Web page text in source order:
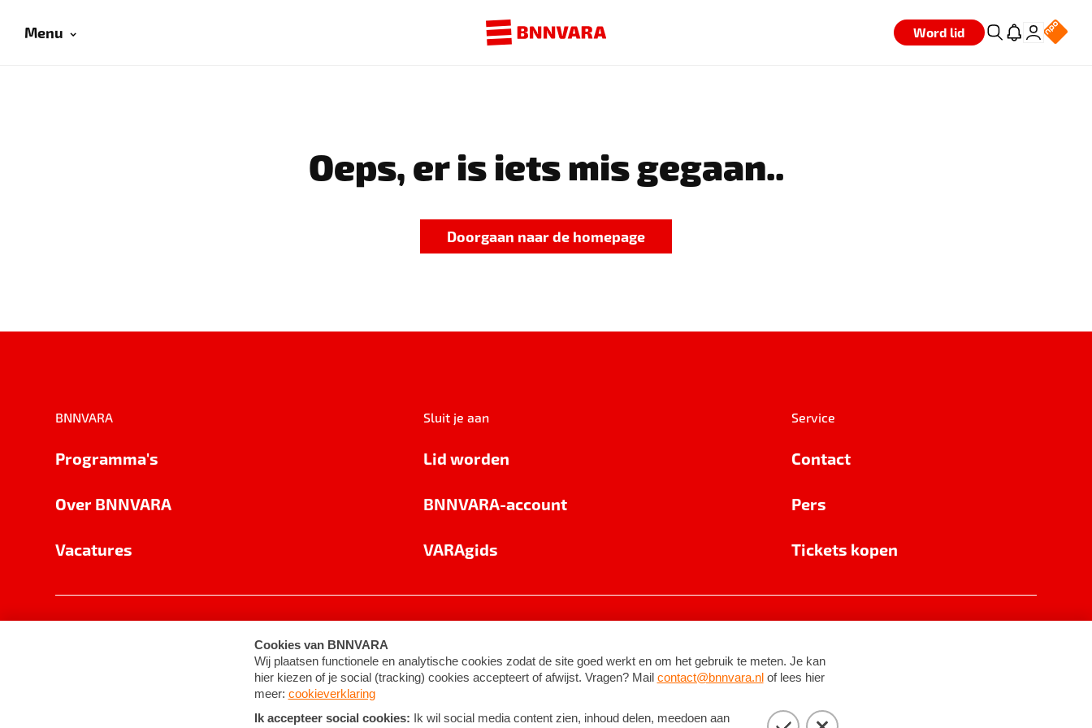
Menu Word lid
Oeps, er is iets mis gegaan..
Doorgaan naar de homepage
BNNVARA
Programma's
Over BNNVARA
Vacatures
Sluit je aan
Lid worden
BNNVARA-account
VARAgids
Service
Contact
Pers
Tickets kopen
Cookie-instellingen Algemene voorwaarden ©2026BNNVARA